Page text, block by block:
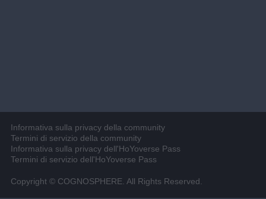
Informativa sulla privacy della community
Termini di servizio della community
Informativa sulla privacy dell'HoYoverse Pass
Termini di servizio dell'HoYoverse Pass
Copyright © COGNOSPHERE. All Rights Reserved.